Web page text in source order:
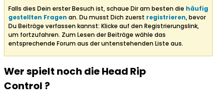
Falls dies Dein erster Besuch ist, schaue Dir am besten die häufig
gestellten Fragen an. Du musst Dich zuerst registrieren, bevor
Du Beiträge verfassen kannst: Klicke auf den Registrierungslink,
um fortzufahren. Zum Lesen der Beiträge wähle das
entsprechende Forum aus der untenstehenden Liste aus.
Wer spielt noch die Head Rip
Control ?